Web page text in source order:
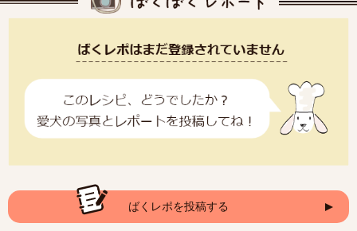
ばくレポを投稿する